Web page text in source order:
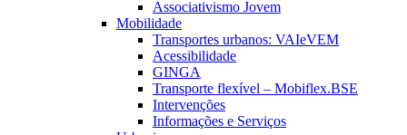
Associativismo Jovem
Mobilidade
Transportes urbanos: VAIeVEM
Acessibilidade
GINGA
Transporte flexível – Mobiflex.BSE
Intervenções
Informações e Serviços